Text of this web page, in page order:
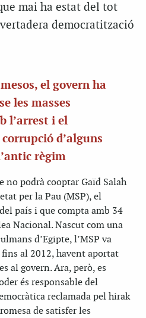
mai ha estat del tot
democratització
el govern ha
les masses
l’arrest i el
d’alguns
règim
no podrà cooptar Gaïd Salah
per la Pau (MSP), el
país i que compta amb 34
Nacional. Nascut com una
d’Egipte, l’MSP va
al 2012, havent aportat
al govern. Ara, però, es
és responsable del
reclamada pel hirak
de satisfer les